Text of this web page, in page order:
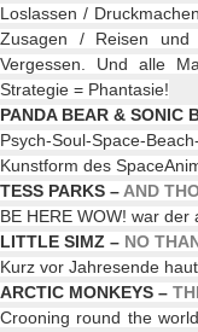
Loslassen /
Zusagen / Reisen und
Vergessen. Und alle
Strategie = Phantasie!
PANDA BEAR & SONIC
Psych-Soul-Space-
Kunstform des
TESS PARKS –AND
BE HERE WOW! war
LITTLE SIMZ – NO
Kurz vor Jahresende
ARCTIC MONKEYS –
Crooning round the